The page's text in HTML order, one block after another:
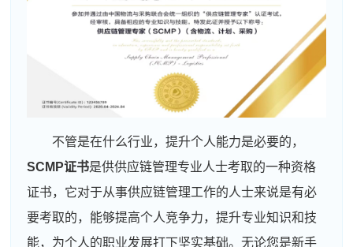
不管是在什么行业，提升个人能力是必要的，
SCMP证书是供供应链管理专业人士考取的一种资格
证书，它对于从事供应链管理工作的人士来说是有必
要考取的，能够提高个人竞争力，提升专业知识和技
能，为个人的职业发展打下坚实基础。无论您是新手